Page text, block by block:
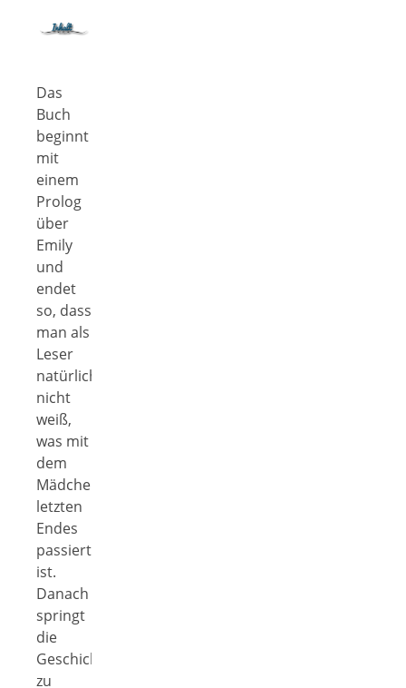
Das
Buch
beginnt
mit
einem
Prolog
über
Emily
und
endet
so, dass
man als
Leser
natürlich
nicht
weiß,
was mit
dem
Mädchen
letzten
Endes
passiert
ist.
Danach
springt
die
Geschichte
zu